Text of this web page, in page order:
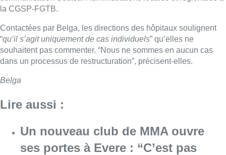
la CGSP-FGTB.
Contactées par Belga, les directions des hôpitaux soulignent
“qu’il s’agit uniquement de cas individuels” qu’elles ne
souhaitent pas commenter. “Nous ne sommes en aucun cas
dans un processus de restructuration”, précisent-elles.
Belga
Lire aussi :
Un nouveau club de MMA ouvre
ses portes à Evere : “C’est pas